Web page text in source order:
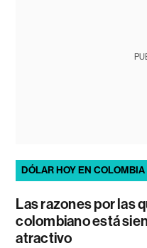
DÓLAR HOY EN COLOMBIA
Las razones por las
colombiano está
atractivo